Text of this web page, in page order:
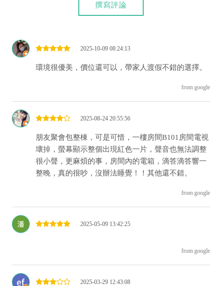
撰寫評論
2025-10-09 08:24:13
環境很優美，價位還可以，帶家人渡假不錯的選擇。
from google
2025-08-24 20:55:56
朋友聚會包整棟，可是可惜，一樓房間B101房間電視
壞掉，螢幕顯示整個出現紅色一片，聲音也無法調整
很小聲，更麻煩的事，房間內的電箱，滴答滴答響一
整晚，真的很吵，沒辦法睡覺！！其他還不錯。
from google
2025-05-09 13:42:25
from google
2025-03-29 12:43:08